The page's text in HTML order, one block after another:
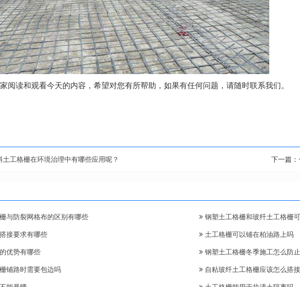
阅读和观看今天的内容，希望对您有所帮助，如果有任何问题，请随时联系我们。
土工格栅在环境治理中有哪些应用呢？ 下一篇：
与防裂网格布的区别有哪些 钢塑土工格栅和玻纤土工格栅
接要求有哪些 土工格栅可以铺在柏油路上吗
优势有哪些 钢塑土工格栅冬季施工怎么防
铺路时需要包边吗 自粘玻纤土工格栅应该怎么搭接